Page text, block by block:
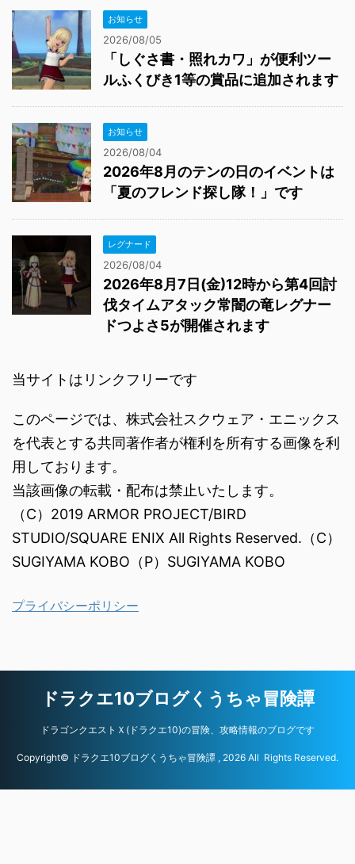
お知らせ
2026/08/05
「しぐさ書・照れカワ」が便利ツー
ルふくびき1等の賞品に追加されます
お知らせ
2026/08/04
2026年8月のテンの日のイベントは
「夏のフレンド探し隊！」です
レグナード
2026/08/04
2026年8月7日(金)12時から第4回討
伐タイムアタック常闇の竜レグナー
ドつよさ5が開催されます
当サイトはリンクフリーです
このページでは、株式会社スクウェア・エニックス
を代表とする共同著作者が権利を所有する画像を利
用しております。
当該画像の転載・配布は禁止いたします。
（C）2019 ARMOR PROJECT/BIRD
STUDIO/SQUARE ENIX All Rights Reserved.（C）
SUGIYAMA KOBO（P）SUGIYAMA KOBO
プライバシーポリシー
ドラクエ10ブログくうちゃ冒険譚
ドラゴンクエストＸ(ドラクエ10)の冒険、攻略情報のブログです
Copyright© ドラクエ10ブログくうちゃ冒険譚 , 2026 All Rights Reserved.